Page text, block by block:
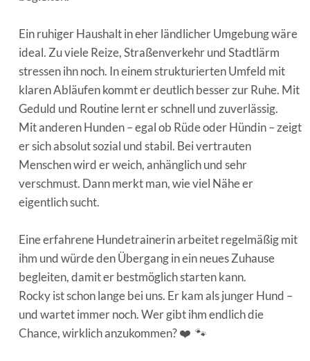
Ein ruhiger Haushalt in eher ländlicher Umgebung wäre
ideal. Zu viele Reize, Straßenverkehr und Stadtlärm
stressen ihn noch. In einem strukturierten Umfeld mit
klaren Abläufen kommt er deutlich besser zur Ruhe. Mit
Geduld und Routine lernt er schnell und zuverlässig.
Mit anderen Hunden – egal ob Rüde oder Hündin – zeigt
er sich absolut sozial und stabil. Bei vertrauten
Menschen wird er weich, anhänglich und sehr
verschmust. Dann merkt man, wie viel Nähe er
eigentlich sucht.
Eine erfahrene Hundetrainerin arbeitet regelmäßig mit
ihm und würde den Übergang in ein neues Zuhause
begleiten, damit er bestmöglich starten kann.
Rocky ist schon lange bei uns. Er kam als junger Hund –
und wartet immer noch. Wer gibt ihm endlich die
Chance, wirklich anzukommen? ❤️ 🐾